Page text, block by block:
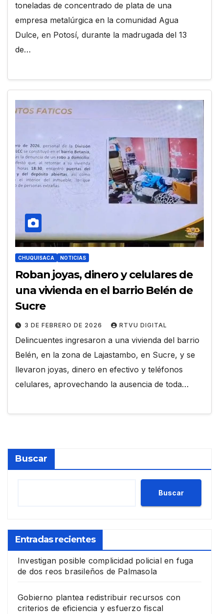
toneladas de concentrado de plata de una
empresa metalúrgica en la comunidad Agua
Dulce, en Potosí, durante la madrugada del 13
de…
CHUQUISACA NOTICIAS
Roban joyas, dinero y celulares de
una vivienda en el barrio Belén de
Sucre
3 DE FEBRERO DE 2026 RTVU DIGITAL
Delincuentes ingresaron a una vivienda del barrio
Belén, en la zona de Lajastambo, en Sucre, y se
llevaron joyas, dinero en efectivo y teléfonos
celulares, aprovechando la ausencia de toda…
Buscar
Buscar
Entradas recientes
Investigan posible complicidad policial en fuga
de dos reos brasileños de Palmasola
Gobierno plantea redistribuir recursos con
criterios de eficiencia y esfuerzo fiscal